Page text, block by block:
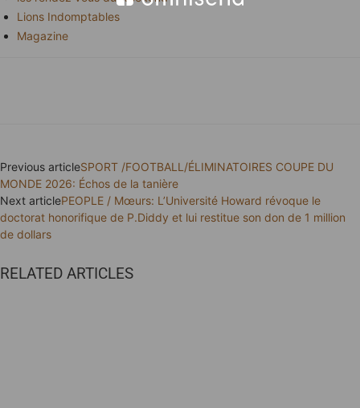
Lions Indomptables
Magazine
Previous articleSPORT /FOOTBALL/ÉLIMINATOIRES COUPE DU
MONDE 2026: Échos de la tanière
Next articlePEOPLE / Mœurs: L’Université Howard révoque le
doctorat honorifique de P.Diddy et lui restitue son don de 1 million
de dollars
RELATED ARTICLES